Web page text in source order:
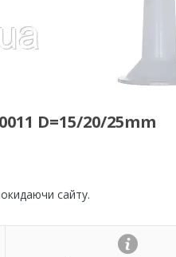
D=15/20/25mm
сайту.